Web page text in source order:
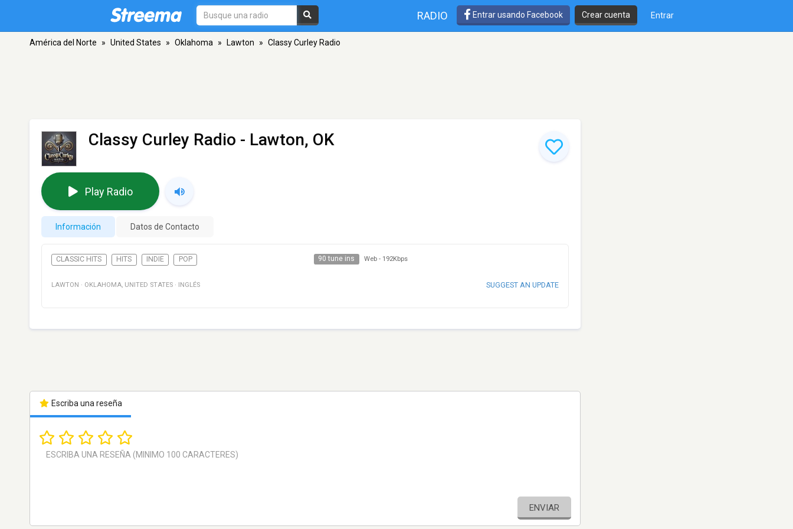
RADIO Entrar usando Facebook Crear cuenta Entrar
América del Norte » United States » Oklahoma » Lawton » Classy Curley Radio
Classy Curley Radio - Lawton, OK
Play Radio
Información Datos de Contacto
CLASSIC HITS HITS INDIE POP 90 tune ins Web - 192Kbps
LAWTON · OKLAHOMA, UNITED STATES · INGLÉS SUGGEST AN UPDATE
Escriba una reseña
ENVIAR